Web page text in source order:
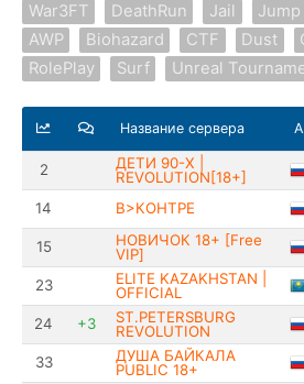
War3FT
DeathRun Jail Jump
AWP
Biohazard CTF Dust
RolePlay
Surf Unreal
Название сервера
2
ДЕТИ 90-X |
REVOLUTION[18+]
14 В>КОНТРЕ
15
НОВИЧОК 18+ [Free
VIP]
23
ELITE KAZAKHSTAN |
OFFICIAL
24 +3
ST.PETERSBURG
REVOLUTION
33
ДУША БАЙКАЛА
PUBLIC 18+